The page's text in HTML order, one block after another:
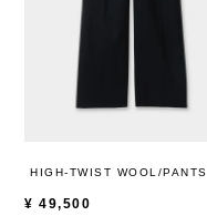
HIGH-TWIST WOOL/PANTS
¥ 49,500